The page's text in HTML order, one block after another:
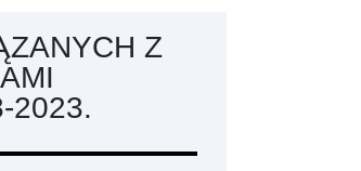
Z
2023.